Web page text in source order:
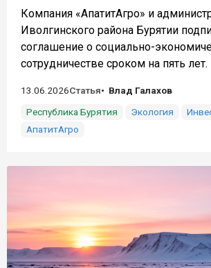
Компания «АпатитАгро» и
Иволгинского района Бурятии
соглашение о социально-
сотрудничестве сроком на пять
13.06.2026Статья
Влад Галахов
Республика Бурятия
Экология
АпатитАгро